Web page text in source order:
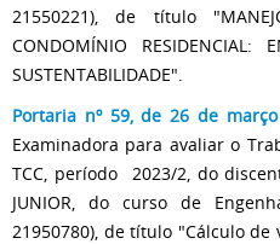
21550221), de título
CONDOMÍNIO RESIDENCIAL:
SUSTENTABILIDADE".
Portaria nº 59, de 26 de
Examinadora para avaliar o
TCC, período 2023/2, do
JUNIOR, do curso de
21950780), de título "Cálculo